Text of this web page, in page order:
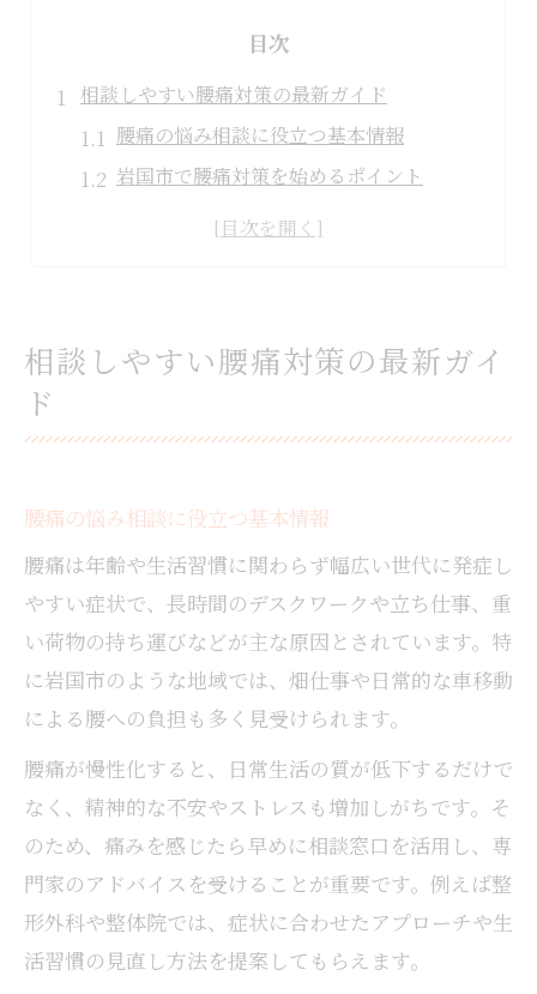
目次
相談しやすい腰痛対策の最新ガイド
腰痛の悩み相談に役立つ基本情報
岩国市で腰痛対策を始めるポイント
女性に多い腰痛の実例と対処法を紹介
女性の腰痛改善に適した整体院の特徴
岩国市の保険適用腰痛施術のポイント
慢性的な腰痛なら地域支援の活用を
岩国市の腰痛相談窓口を賢く利用する方法
腰痛支援を受ける際の注意点と疑問解消
公的支援で腰痛の不安を軽減するコツ
今注目の腰痛相談方法と選び方のコツ
岩国市で人気の整体院や整骨院を活用
腰痛相談で得られる専門的なアドバイス
相談しやすい腰痛対策の最新ガイ
ド
腰痛の悩み相談に役立つ基本情報
腰痛は年齢や生活習慣に関わらず幅広い世代に発症し
やすい症状で、長時間のデスクワークや立ち仕事、重
い荷物の持ち運びなどが主な原因とされています。特
に岩国市のような地域では、畑仕事や日常的な車移動
による腰への負担も多く見受けられます。
腰痛が慢性化すると、日常生活の質が低下するだけで
なく、精神的な不安やストレスも増加しがちです。そ
のため、痛みを感じたら早めに相談窓口を活用し、専
門家のアドバイスを受けることが重要です。例えば整
形外科や整体院では、症状に合わせたアプローチや生
活習慣の見直し方法を提案してもらえます。